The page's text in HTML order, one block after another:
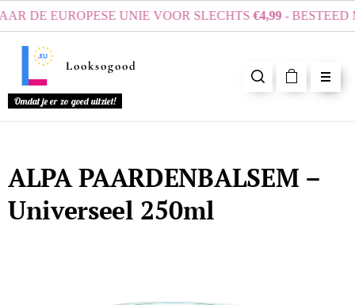
EUROPESE UNIE VOOR SLECHTS€4,99- BESTEED
Looksogood
Omdat je er zo goed uitziet!
ALPA PAARDENBALSEM –
Universeel 250ml